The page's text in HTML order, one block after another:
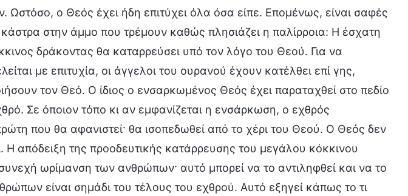
Ωστόσο, ο Θεός έχει ήδη επιτύχει όλα όσα είπε. Επομένως, είναι σαφές
κάστρα στην άμμο που τρέμουν καθώς πλησιάζει η παλίρροια: Η έσχατη
δράκοντας θα καταρρεύσει υπό τον λόγο του Θεού. Για να
με επιτυχία, οι άγγελοι του ουρανού έχουν κατέλθει επί γης,
τον Θεό. Ο ίδιος ο ενσαρκωμένος Θεός έχει παραταχθεί στο πεδίο
Σε όποιον τόπο κι αν εμφανίζεται η ενσάρκωση, ο εχθρός
που θα αφανιστεί· θα ισοπεδωθεί από το χέρι του Θεού. Ο Θεός δεν
Η απόδειξη της προοδευτικής κατάρρευσης του μεγάλου κόκκινου
ωρίμανση των ανθρώπων· αυτό μπορεί να το αντιληφθεί και να το
είναι σημάδι του τέλους του εχθρού. Αυτό εξηγεί κάπως το τι